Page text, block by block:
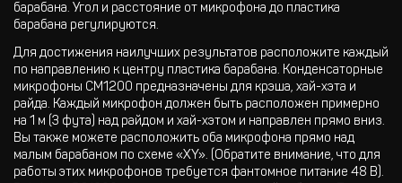
барабана. Угол и расстояние от микрофона до пластика
барабана регулируются.
Для достижения наилучших результатов расположите каждый
по направлению к центру пластика барабана. Конденсаторные
микрофоны CM1200 предназначены для крэша, хай-хэта и
райда. Каждый микрофон должен быть расположен примерно
на 1 м (3 фута) над райдом и хай-хэтом и направлен прямо вниз.
Вы также можете расположить оба микрофона прямо над
малым барабаном по схеме «XY». (Обратите внимание, что для
работы этих микрофонов требуется фантомное питание 48 В).